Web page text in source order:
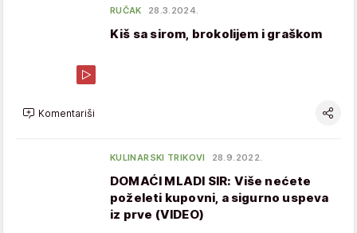
RUČAK 28.3.2024.
Kiš sa sirom, brokolijem i graškom
Komentariši
KULINARSKI TRIKOVI 28.9.2022.
DOMAĆI MLADI SIR: Više nećete
poželeti kupovni, a sigurno uspeva
iz prve (VIDEO)